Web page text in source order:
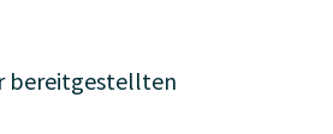
bereitgestellten